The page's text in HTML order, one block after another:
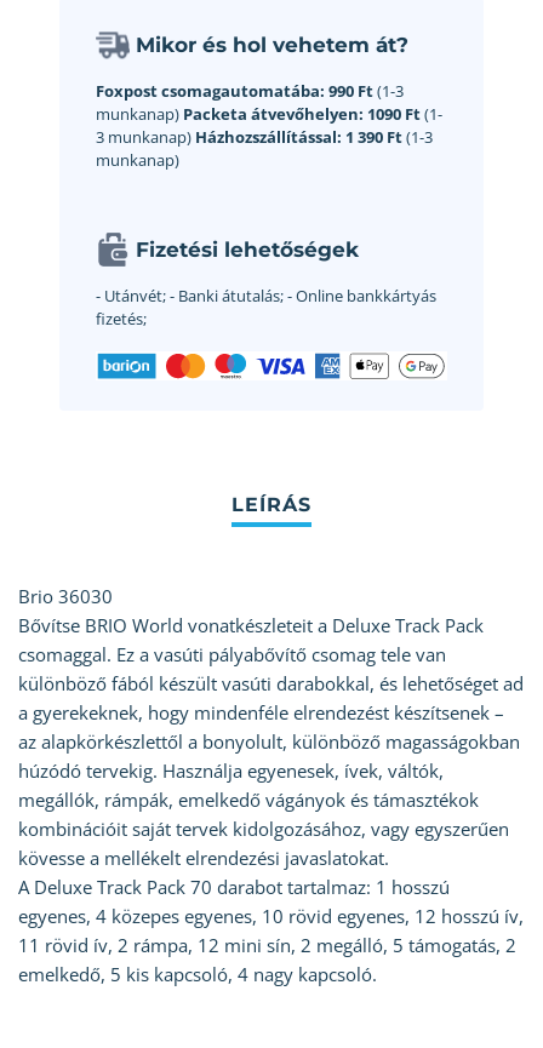
Mikor és hol vehetem át?
Foxpost csomagautomatába: 990 Ft(1-3
munkanap) Packeta átvevőhelyen: 1090 Ft(1-
3 munkanap) Házhozszállítással: 1 390 Ft(1-3
munkanap)
Fizetési lehetőségek
- Utánvét;- Banki átutalás;- Online bankkártyás
fizetés;
Brio 36030
Bővítse BRIO World vonatkészleteit a Deluxe Track Pack
csomaggal. Ez a vasúti pályabővítő csomag tele van
különböző fából készült vasúti darabokkal, és lehetőséget ad
a gyerekeknek, hogy mindenféle elrendezést készítsenek –
az alapkörkészlettől a bonyolult, különböző magasságokban
húzódó tervekig. Használja egyenesek, ívek, váltók,
megállók, rámpák, emelkedő vágányok és támasztékok
kombinációit saját tervek kidolgozásához, vagy egyszerűen
kövesse a mellékelt elrendezési javaslatokat.
A Deluxe Track Pack 70 darabot tartalmaz: 1 hosszú
egyenes, 4 közepes egyenes, 10 rövid egyenes, 12 hosszú ív,
11 rövid ív, 2 rámpa, 12 mini sín, 2 megálló, 5 támogatás, 2
emelkedő, 5 kis kapcsoló, 4 nagy kapcsoló.